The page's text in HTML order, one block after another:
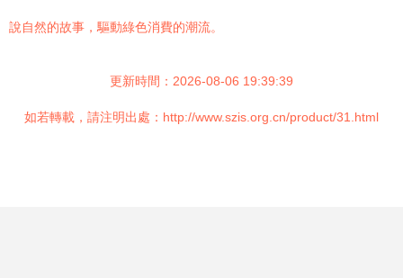
說自然的故事，驅動綠色消費的潮流。
更新時間：2026-08-06 19:39:39
如若轉載，請注明出處：http://www.szis.org.cn/product/31.html